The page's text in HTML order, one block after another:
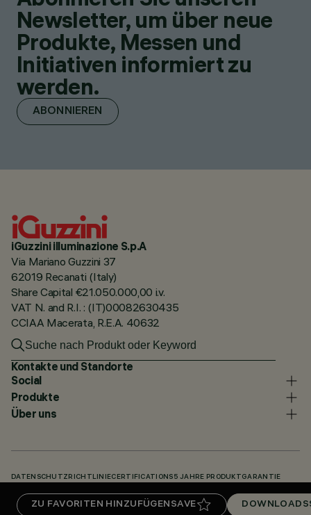
ZU FAVORITEN HINZUFÜGEN SAVE DOWNLOADS
Newsletter, um über neue
Produkte, Messen und
Initiativen informiert zu
werden.
ABONNIEREN
iGuzzini illuminazione S.p.A
Via Mariano Guzzini 37
62019 Recanati (Italy)
Share Capital €21.050.000,00 i.v.
VAT N. and R.I. : (IT)00082630435
CCIAA Macerata, R.E.A. 40632
Kontakte und Standorte
Social
Produkte
Über uns
DATENSCHUTZRICHTLINIECERTIFICATIONS 5 JAHRE PRODUKTGARANTIE
UNSERE CODES KNOWLEDGE BASE (LOGIN REQUIRED) DOWNLOADS